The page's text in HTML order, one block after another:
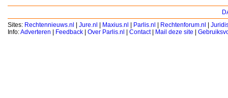
Sites: Rechtennieuws.nl | Jure.nl | Maxius.nl | Parlis.nl | Rechtenforum.nl |
Info:Adverteren | Feedback | Over Parlis.nl | Contact| Mail deze site |